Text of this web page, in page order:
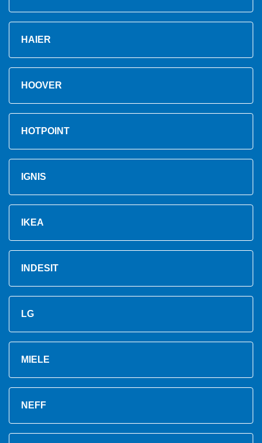
HAIER
HOOVER
HOTPOINT
IGNIS
IKEA
INDESIT
LG
MIELE
NEFF